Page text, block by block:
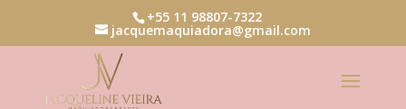
+55 11 98807-7322
jacquemaquiadora@gmail.com